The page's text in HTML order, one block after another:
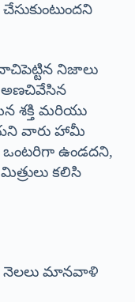
నిజాలు
శక్తి మరియు
వారు హామీ
ఉండదని,
కలిసి
నెలలు మానవాళి